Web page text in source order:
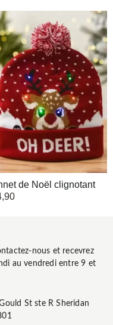
de Noël clignotant
nous et recevrez
au vendredi entre 9 et
St ste R Sheridan